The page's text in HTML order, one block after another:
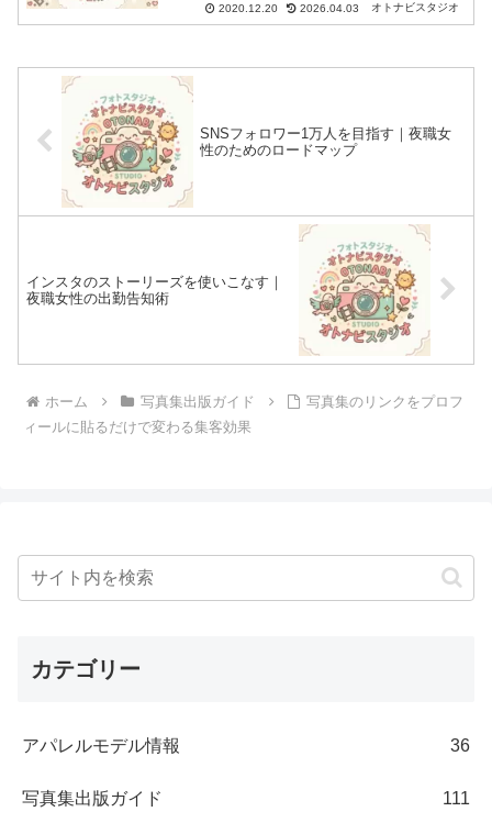
2020.12.20 2026.04.03 オトナビスタジオ
SNSフォロワー1万人を目指す｜夜職女
性のためのロードマップ
インスタのストーリーズを使いこなす｜
夜職女性の出勤告知術
ホーム 写真集出版ガイド
写真集のリンクをプロフ
ィールに貼るだけで変わる集客効果
カテゴリー
アパレルモデル情報 36
写真集出版ガイド 111